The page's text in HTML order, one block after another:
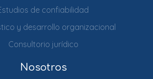
de confiabilidad
y desarrollo organizacional
Consultorio jurídico
Nosotros